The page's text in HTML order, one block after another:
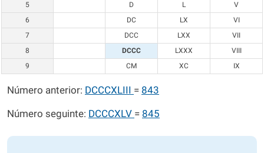
5
D L
V
6
DC LX
VI
7
DCC LXX
VII
8
DCCC LXXX
VIII
9
CM XC IX
Número anterior: DCCCXLIII = 843
Número seguinte: DCCCXLV = 845